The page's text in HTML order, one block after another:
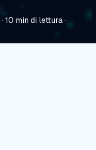
·10 min di lettura·